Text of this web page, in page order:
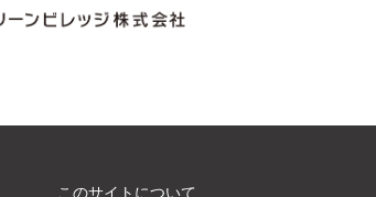
このサイトについて